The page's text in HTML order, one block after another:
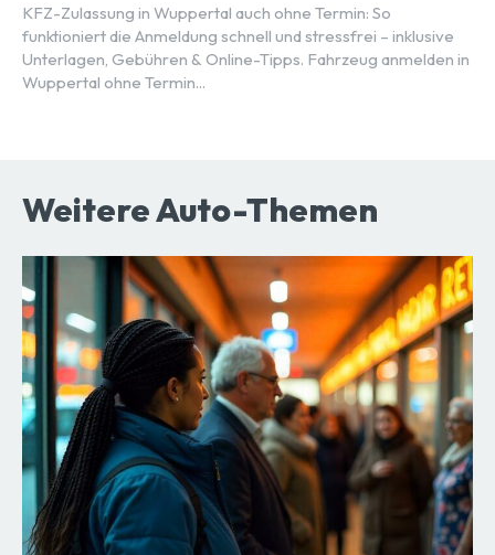
KFZ-Zulassung in Wuppertal auch ohne Termin: So
funktioniert die Anmeldung schnell und stressfrei – inklusive
Unterlagen, Gebühren & Online-Tipps. Fahrzeug anmelden in
Wuppertal ohne Termin...
Weitere Auto-Themen